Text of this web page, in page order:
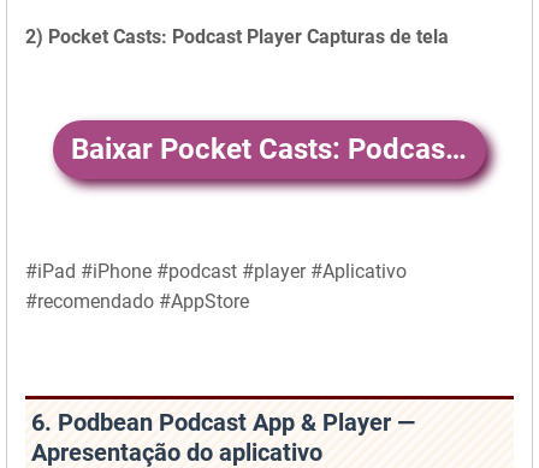
2) Pocket Casts: Podcast Player Capturas de tela
Baixar Pocket Casts: Podcast Player
#iPad #iPhone #podcast #player #Aplicativo
#recomendado #AppStore
6. Podbean Podcast App & Player —
Apresentação do aplicativo